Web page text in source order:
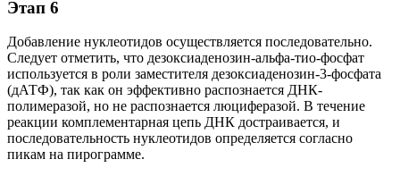
Этап 6
Добавление нуклеотидов осуществляется последовательно.
Следует отметить, что дезоксиаденозин-альфа-тио-фосфат
используется в роли заместителя дезоксиаденозин-3-фосфата
(дАТФ), так как он эффективно распознается ДНК-
полимеразой, но не распознается люциферазой. В течение
реакции комплементарная цепь ДНК достраивается, и
последовательность нуклеотидов определяется согласно
пикам на пирограмме.